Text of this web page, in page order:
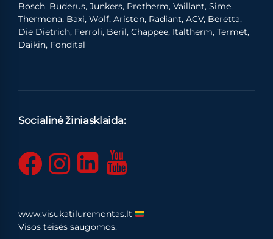
Bosch, Buderus, Junkers, Protherm, Vaillant, Sime,
Thermona, Baxi, Wolf, Ariston, Radiant, ACV, Beretta,
Die Dietrich, Ferroli, Beril, Chappee, Italtherm, Termet,
Daikin, Fondital
Socialinė žiniasklaida:
www.visukatiluremontas.lt
Visos teisės saugomos.